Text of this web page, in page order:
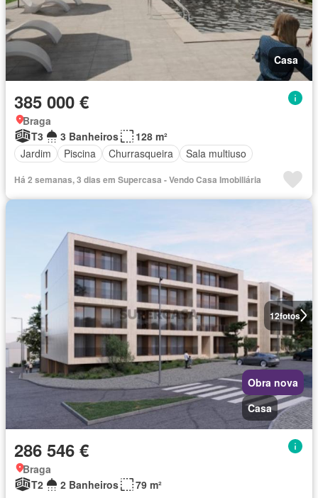
Casa
385 000 €
Braga
T3
3 Banheiros
128 m²
Jardim
Piscina Churrasqueira Sala multiuso
Há 2 semanas, 3 dias em Supercasa - Vendo Casa Imobiliária
12fotos
Obra nova
Casa
286 546 €
Braga
T2
2 Banheiros 79 m²